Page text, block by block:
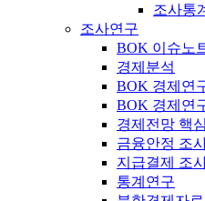
조사통
조사연구
BOK 이슈노
경제분석
BOK 경제연
BOK 경제연
경제전망 핵
금융안정 조
지급결제 조
통계연구